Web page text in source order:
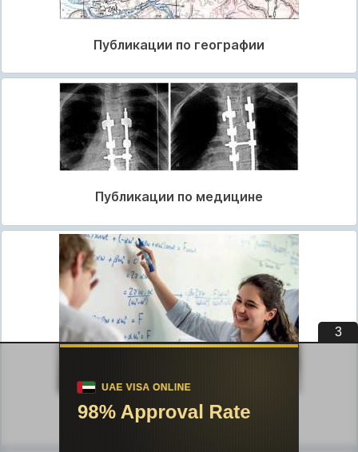
Публикации по географии
Публикации по медицине
Публикации по педагогике
2